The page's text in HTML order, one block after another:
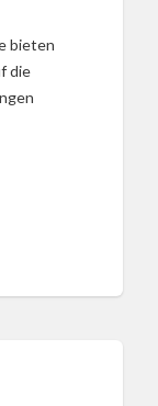
bieten
die